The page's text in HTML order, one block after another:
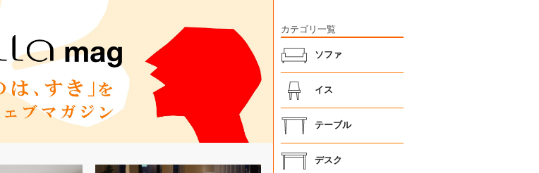
カテゴリ一覧
ソファ
イス
テーブル
デスク